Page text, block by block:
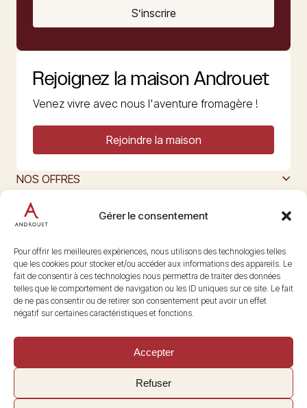
Gérer le consentement
Pour offrir les meilleures expériences, nous utilisons des technologies telles
que les cookies pour stocker et/ou accéder aux informations des appareils. Le
fait de consentir à ces technologies nous permettra de traiter des données
telles que le comportement de navigation ou les ID uniques sur ce site. Le fait
de ne pas consentir ou de retirer son consentement peut avoir un effet
négatif sur certaines caractéristiques et fonctions.
Accepter
Refuser
S’inscrire
Rejoignez la maison Androuet
Venez vivre avec nous l'aventure fromagère !
Rejoindre la maison
NOS OFFRES
L’ART DU FROMAGE
Nous suivre
@maisonandrouet
Copyright © 2026 Androuet
Site parMake the Grade